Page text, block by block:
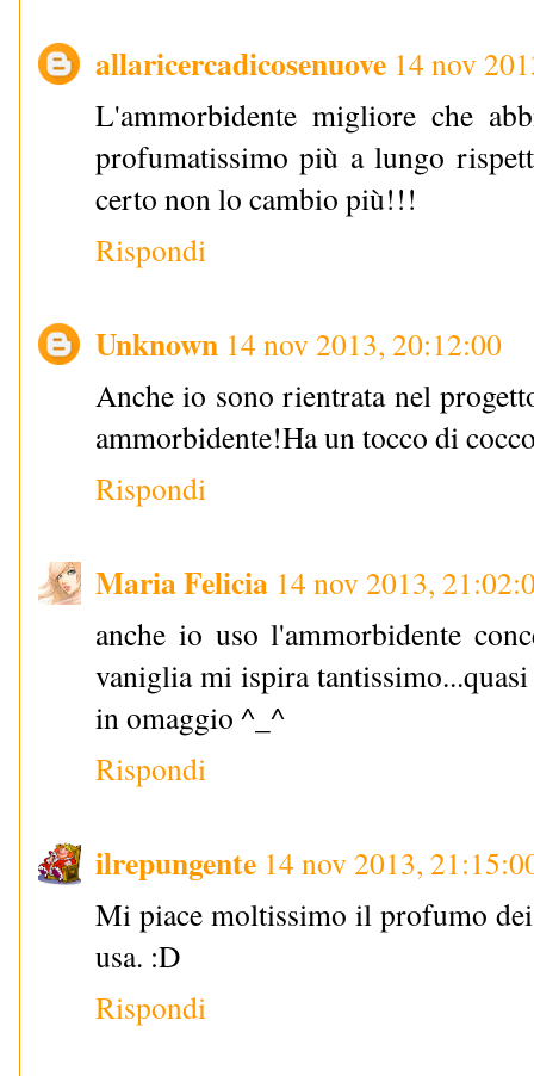
allaricercadicosenuove 14 nov
L'ammorbidente migliore che
profumatissimo più a lungo
certo non lo cambio più!!!
Rispondi
Unknown 14 nov 2013, 20:12:00
Anche io sono rientrata nel
ammorbidente!Ha un tocco di
Rispondi
Maria Felicia 14 nov 2013,
anche io uso l'ammorbidente
vaniglia mi ispira
in omaggio ^_^
Rispondi
ilrepungente 14 nov 2013,
Mi piace moltissimo il profumo
usa. :D
Rispondi